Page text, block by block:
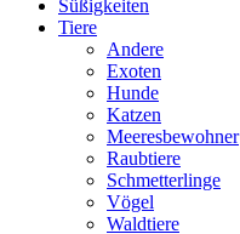
Süßigkeiten
Tiere
Andere
Exoten
Hunde
Katzen
Meeresbewohner
Raubtiere
Schmetterlinge
Vögel
Waldtiere